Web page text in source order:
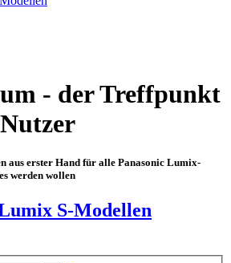
- der Treffpunkt
aus erster Hand für alle Panasonic Lumix-
werden wollen
S-Modellen